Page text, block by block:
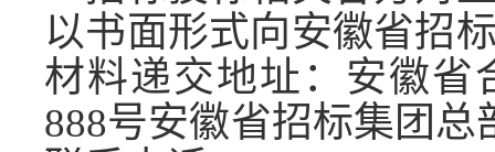
以书面形式向安徽省招
材料递交地址：安徽省
888号安徽省招标集团